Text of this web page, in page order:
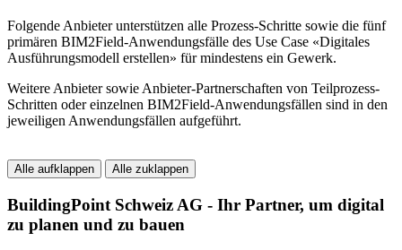
Folgende Anbieter unterstützen alle Prozess-Schritte sowie die fünf
primären BIM2Field-Anwendungsfälle des Use Case «Digitales
Ausführungsmodell erstellen» für mindestens ein Gewerk.
Weitere Anbieter sowie Anbieter-Partnerschaften von Teilprozess-
Schritten oder einzelnen BIM2Field-Anwendungsfällen sind in den
jeweiligen Anwendungsfällen aufgeführt.
Alle aufklappen Alle zuklappen
BuildingPoint Schweiz AG - Ihr Partner, um digital
zu planen und zu bauen